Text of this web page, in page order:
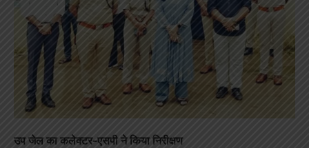
उप जेल का कलेक्टर-एसपी ने किया निरीक्षण